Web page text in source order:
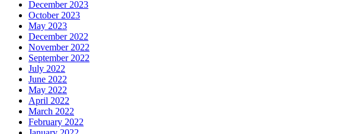
December 2023
October 2023
May 2023
December 2022
November 2022
September 2022
July 2022
June 2022
May 2022
April 2022
March 2022
February 2022